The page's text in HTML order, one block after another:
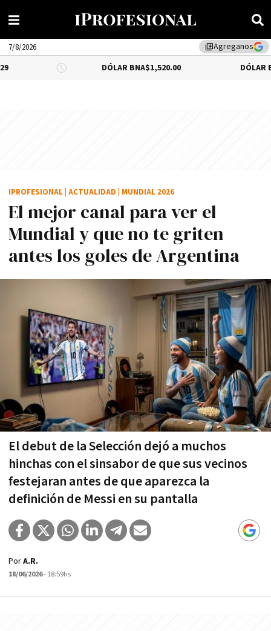
library_addAgreganos
7/8/2026
DÓLAR BNA $1,520.00 -0.66%
El mejor canal para ver el
Mundial y que no te griten
antes los goles de Argentina
El debut de la Selección dejó a muchos
hinchas con el sinsabor de que sus vecinos
festejaran antes de que aparezca la
definición de Messi en su pantalla
IPROFESIONAL ACTUALIDAD MUNDIAL 2026
PorA.R.
18/06/2026- 18:59hs